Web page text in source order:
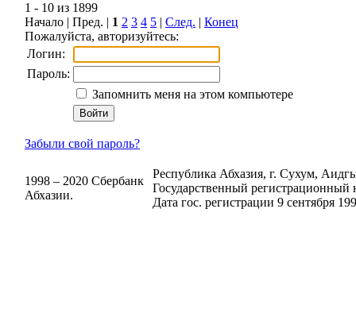
1 - 10 из 1899
Начало | Пред. | 1 2 3 4 5 | След. | Конец
Пожалуйста, авторизуйтесь:
Логин:
Пароль:
Запомнить меня на этом компьютере
Забыли свой пароль?
1998 – 2020 Сбербанк
Абхазии.
Республика Абхазия, г. Сухум,
Государственный регистрационный
Дата гос. регистрации 9 сентября